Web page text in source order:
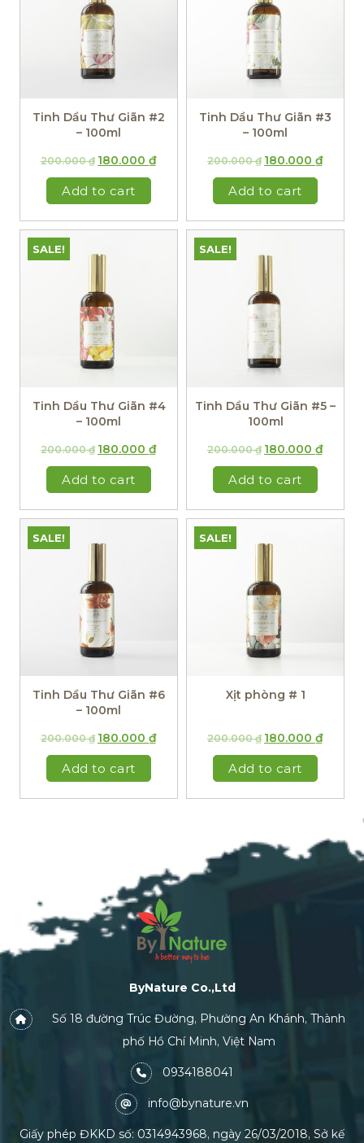
Tinh Dầu Thư Giãn #2
– 100ml
200.000₫ 180.000 ₫
Add to cart
Tinh Dầu Thư Giãn #3
– 100ml
200.000₫ 180.000 ₫
Add to cart
SALE!
Tinh Dầu Thư Giãn #4
– 100ml
200.000₫ 180.000 ₫
Add to cart
SALE!
Tinh Dầu Thư Giãn #5 –
100ml
200.000₫ 180.000 ₫
Add to cart
SALE!
Tinh Dầu Thư Giãn #6
– 100ml
200.000₫ 180.000 ₫
Add to cart
SALE!
Xịt phòng # 1
200.000₫ 180.000 ₫
Add to cart
ByNature Co.,Ltd
Số 18 đường Trúc Đường, Phường An Khánh, Thành
phố Hồ Chí Minh, Việt Nam
0934188041
info@bynature.vn
Giấy phép ĐKKD số: 0314943968, ngày 26/03/2018, Sở kế